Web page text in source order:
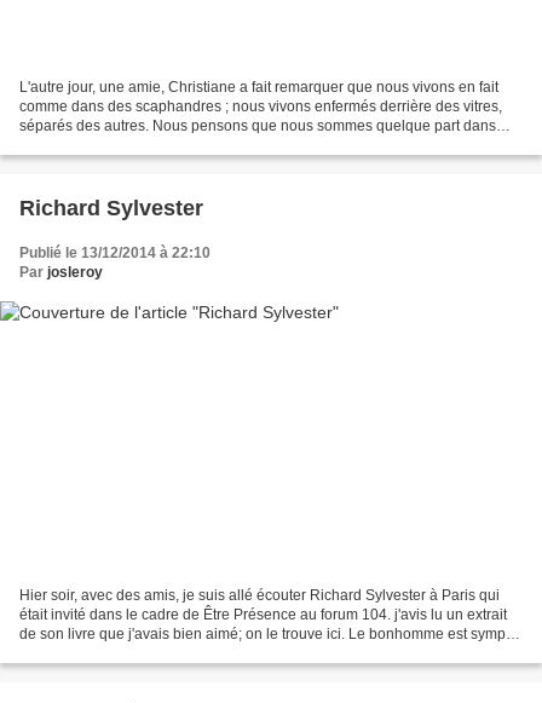
L'autre jour, une amie, Christiane a fait remarquer que nous vivons en fait
comme dans des scaphandres ; nous vivons enfermés derrière des vitres,
séparés des autres. Nous pensons que nous sommes quelque part dans
Richard Sylvester
Publié le 13/12/2014 à 22:10
Par josleroy
Hier soir, avec des amis, je suis allé écouter Richard Sylvester à Paris qui
était invité dans le cadre de Être Présence au forum 104. j'avis lu un extrait
de son livre que j'avais bien aimé; on le trouve ici. Le bonhomme est sympa,